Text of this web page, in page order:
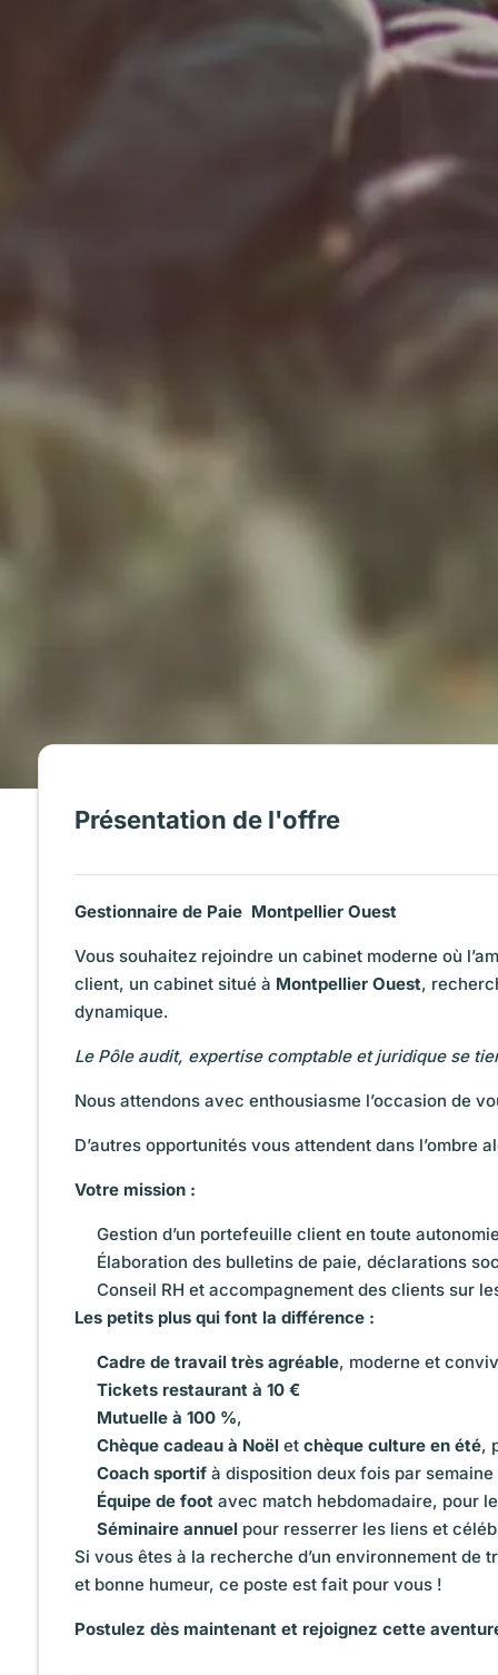
Présentation de l'offre
Gestionnaire de Paie  Montpellier Ouest
Vous souhaitez rejoindre un cabinet moderne où
client, un cabinet situé à Montpellier Ouest,
dynamique.
Le Pôle audit, expertise comptableet juridique se
Nous attendons avec enthousiasme l’occasion de
D’autres opportunités vous attendent dans l’ombre
Votre mission :
Gestion d’un portefeuille client en toute
Élaboration des bulletins de paie, déclarations
Conseil RH et accompagnement des clients sur
Les petits plus qui font la différence :
Cadre de travail très agréable, moderne et
Tickets restaurant à 10 €
Mutuelle à 100 %,
Chèque cadeau à Noël et chèque culture en été,
Coach sportif à disposition deux fois par
Équipe de foot avec match hebdomadaire, pour
Séminaire annuel pour resserrer les liens et
Si vous êtes à la recherche d’un environnement de
et bonne humeur, ce poste est fait pour vous !
Postulez dès maintenant et rejoignez cette